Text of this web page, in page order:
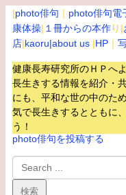
|photo俳句 ｜ photo俳句電
康体操| １冊からの本作り|
店|kaoru|about us |HP ｜
健康長寿研究所のＨＰへ
長生きする情報を紹介・
にも、平和な世の中のた
気で長生きするとともに
う！
photo俳句を投稿する